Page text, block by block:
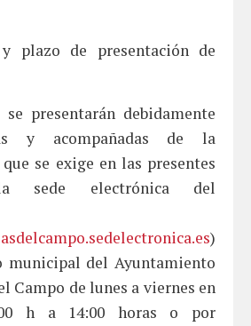
plazo de presentación de
presentarán debidamente
y acompañadas de la
se exige en las presentes
sede electrónica del
)
municipal del Ayuntamiento
Campo de lunes a viernes en
h a 14:00 horas o por